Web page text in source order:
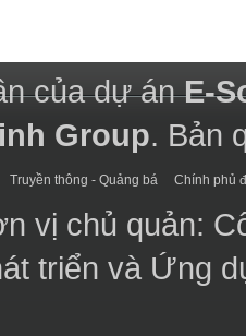
của dự ánE-
Group. Bản
Truyền thông - Quảng bá Chính phủ
vị chủ quản:
triển và Ứng